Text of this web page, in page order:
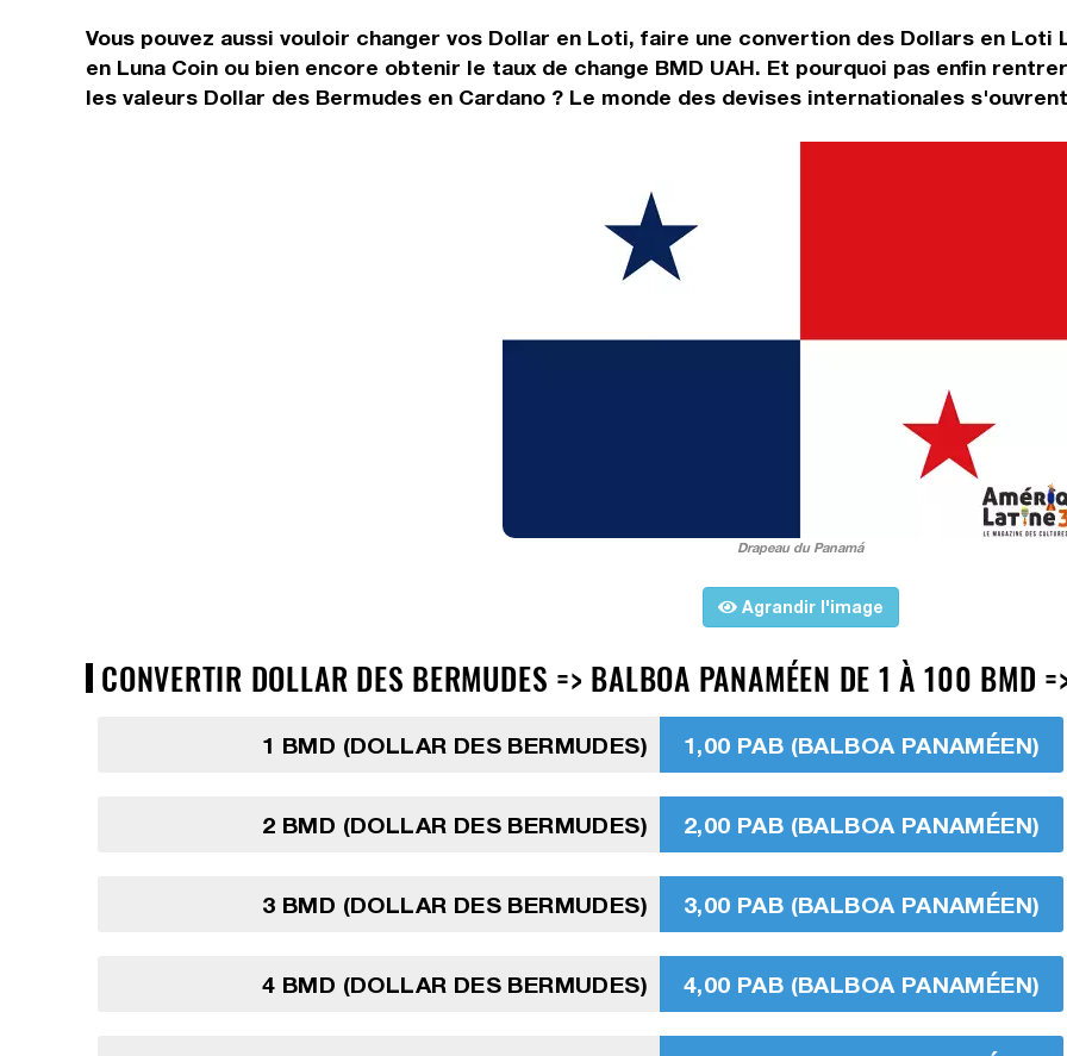
Vous pouvez aussi vouloir changer vos Dollar en Loti, faire une convertion des Dollars en
en Luna Coin ou bien encore obtenir le taux de change BMD UAH. Et pourquoi pas enfin
les valeurs Dollar des Bermudes en Cardano ? Le monde des devises internationales
Drapeau du Panamá
Agrandir l'image
CONVERTIR DOLLAR DES BERMUDES => BALBOA PANAMÉEN DE 1 À 100 BMD
1 BMD (DOLLAR DES BERMUDES) 1,00 PAB (BALBOA PANAMÉEN)
2 BMD (DOLLAR DES BERMUDES) 2,00 PAB (BALBOA PANAMÉEN)
3 BMD (DOLLAR DES BERMUDES) 3,00 PAB (BALBOA PANAMÉEN)
4 BMD (DOLLAR DES BERMUDES) 4,00 PAB (BALBOA PANAMÉEN)